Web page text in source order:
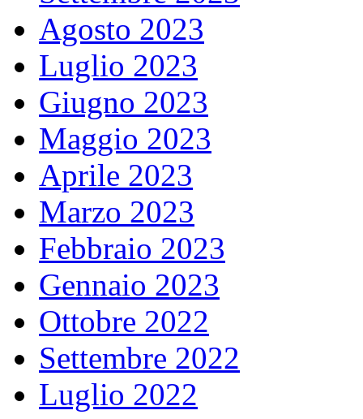
Agosto 2023
Luglio 2023
Giugno 2023
Maggio 2023
Aprile 2023
Marzo 2023
Febbraio 2023
Gennaio 2023
Ottobre 2022
Settembre 2022
Luglio 2022